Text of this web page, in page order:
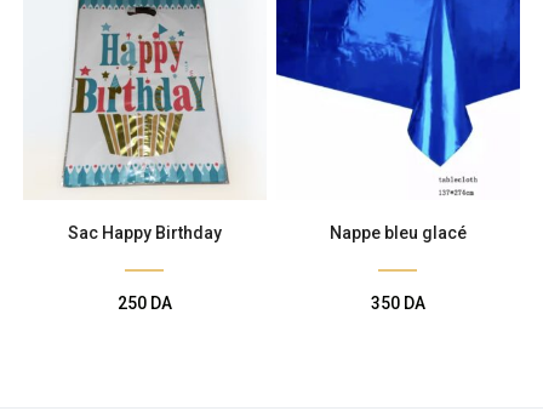
Sac Happy Birthday
250 DA
Nappe bleu glacé
350 DA